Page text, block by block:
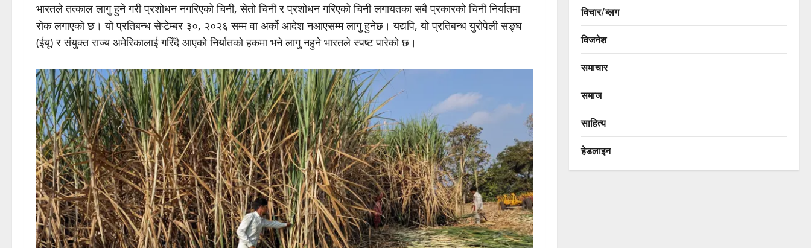
भारतले तत्काल लागु हुने गरी प्रशोधन नगरिएको चिनी, सेतो चिनी र प्रशोधन गरिएको चिनी लगायतका सबै प्रकारको चिनी निर्यातमा
रोक लगाएको छ। यो प्रतिबन्ध सेप्टेम्बर ३०, २०२६ सम्म वा अर्को आदेश नआएसम्म लागु हुनेछ। यद्यपि, यो प्रतिबन्ध युरोपेली सङ्घ
(ईयू) र संयुक्त राज्य अमेरिकालाई गरिँदै आएको निर्यातको हकमा भने लागु नहुने भारतले स्पष्ट पारेको छ।
विचार/ब्लग
विजनेश
समाचार
समाज
साहित्य
हेडलाइन